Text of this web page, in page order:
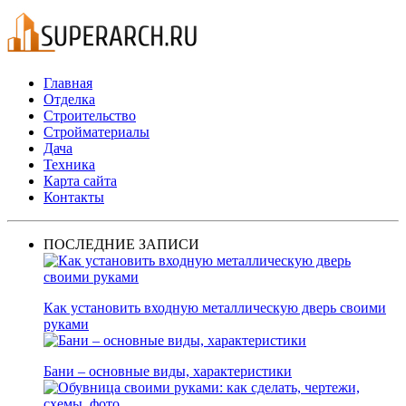
Главная
Отделка
Строительство
Стройматериалы
Дача
Техника
Карта сайта
Контакты
ПОСЛЕДНИЕ ЗАПИСИ
Как установить входную металлическую дверь своими
руками
Бани – основные виды, характеристики